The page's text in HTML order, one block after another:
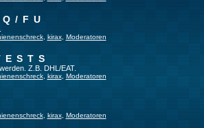
FU
, kirax, Moderatoren
Z.B. DHL/EAT.
, kirax, Moderatoren
, kirax, Moderatoren